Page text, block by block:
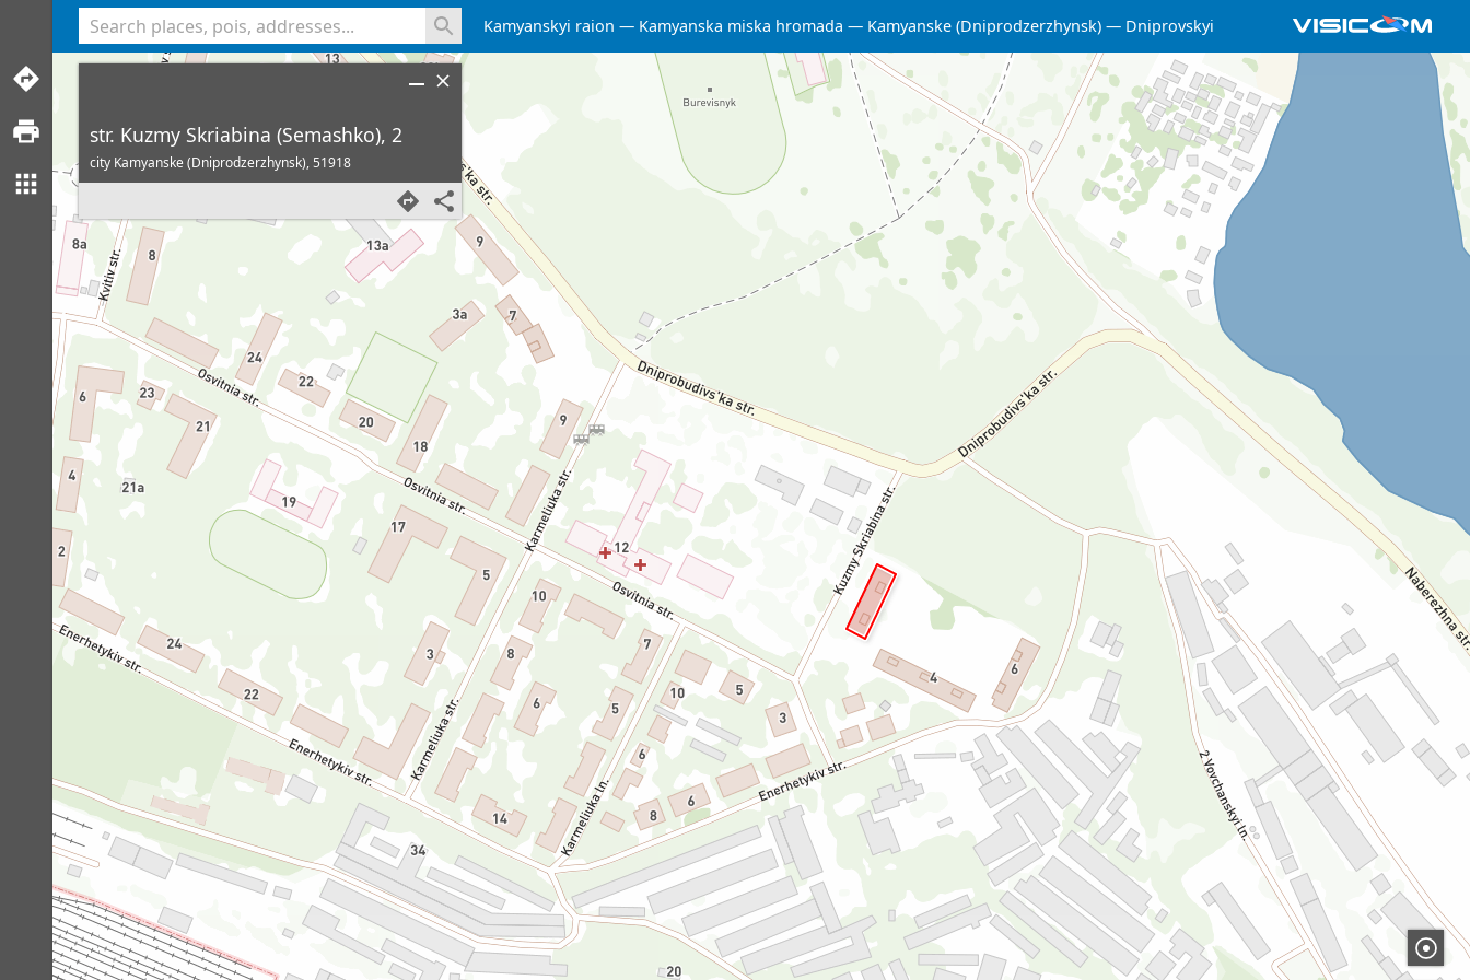
Kamyanskyi raion Kamyanska miska hromada Kamyanske (Dniprodzerzhynsk) Dniprovskyi
str. Kuzmy Skriabina (Semashko), 2
city Kamyanske (Dniprodzerzhynsk),51918
<% console.log(hcard) %>